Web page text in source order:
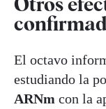
El octavo
estudiando la
ARNm con la